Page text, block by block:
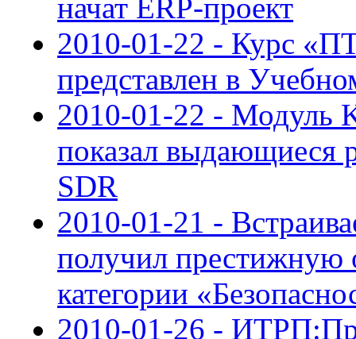
начат ERP-проект
2010-01-22 - Курс
представлен в
2010-01-22 - Модуль
показал выдающиеся
SDR
2010-01-21 -
получил престижную
категории
2010-01-26 -